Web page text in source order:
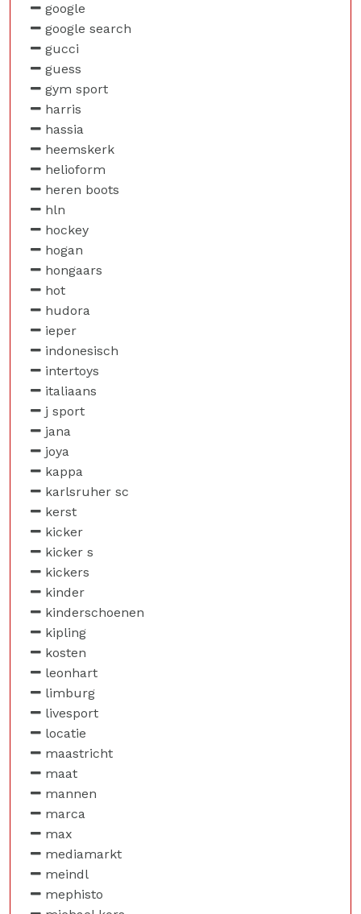
google
google search
gucci
guess
gym sport
harris
hassia
heemskerk
helioform
heren boots
hln
hockey
hogan
hongaars
hot
hudora
ieper
indonesisch
intertoys
italiaans
j sport
jana
joya
kappa
karlsruher sc
kerst
kicker
kicker s
kickers
kinder
kinderschoenen
kipling
kosten
leonhart
limburg
livesport
locatie
maastricht
maat
mannen
marca
max
mediamarkt
meindl
mephisto